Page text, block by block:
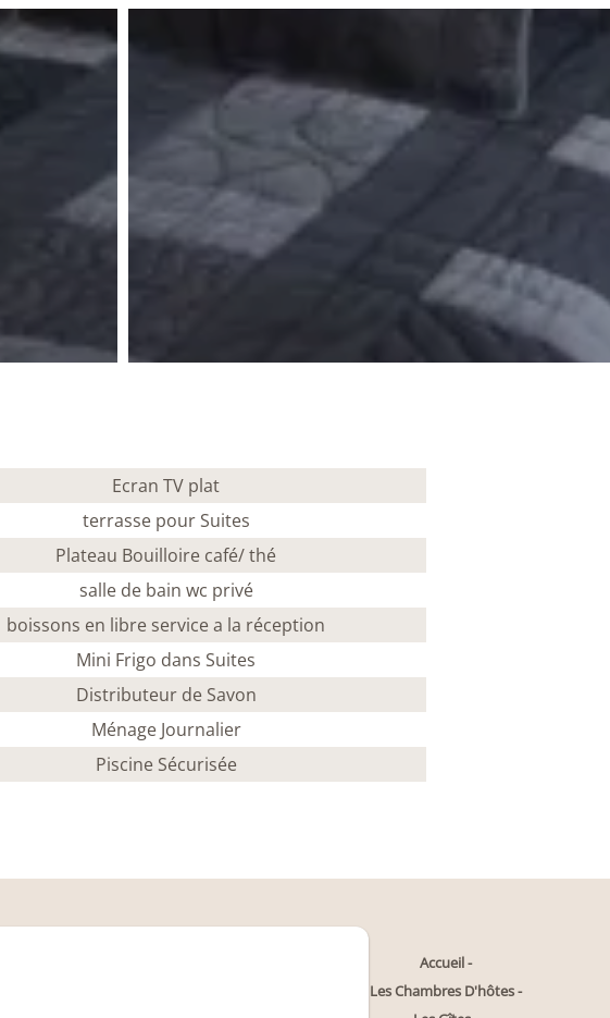
Ecran TV plat
terrasse pour Suites
Plateau Bouilloire café/ thé
salle de bain wc privé
boissons en libre service a la réception
Mini Frigo dans Suites
Distributeur de Savon
Ménage Journalier
Piscine Sécurisée
Accueil
Les Chambres D'hôtes